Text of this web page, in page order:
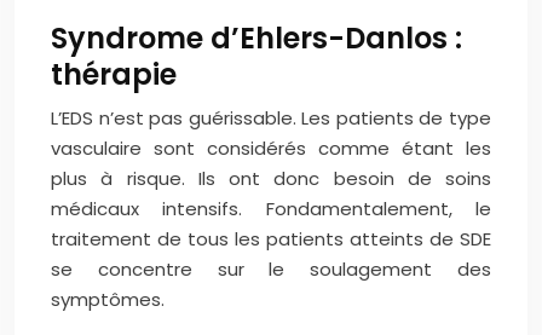
Syndrome d’Ehlers-Danlos :
thérapie
L’EDS n’est pas guérissable. Les patients de type
vasculaire sont considérés comme étant les
plus à risque. Ils ont donc besoin de soins
médicaux intensifs. Fondamentalement, le
traitement de tous les patients atteints de SDE
se concentre sur le soulagement des
symptômes.